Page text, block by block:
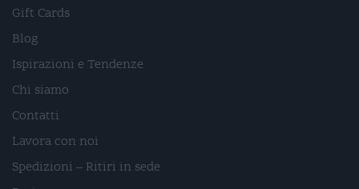
Gift Cards
Blog
Ispirazioni e Tendenze
Chi siamo
Contatti
Lavora con noi
Spedizioni – Ritiri in sede